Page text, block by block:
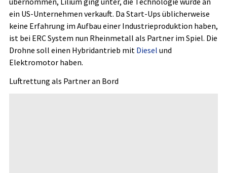
ein US-Unternehmen verkauft. Da Start-Ups üblicherweise
keine Erfahrung im Aufbau einer Industrieproduktion haben,
ist bei ERC System nun Rheinmetall als Partner im Spiel. Die
Drohne soll einen Hybridantrieb mit Diesel und
Elektromotor haben.
Luftrettung als Partner an Bord